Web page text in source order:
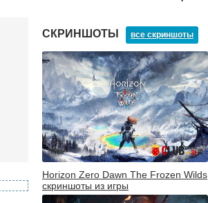
СКРИНШОТЫ все скриншоты
Horizon Zero Dawn The Frozen Wilds
скриншоты из игры